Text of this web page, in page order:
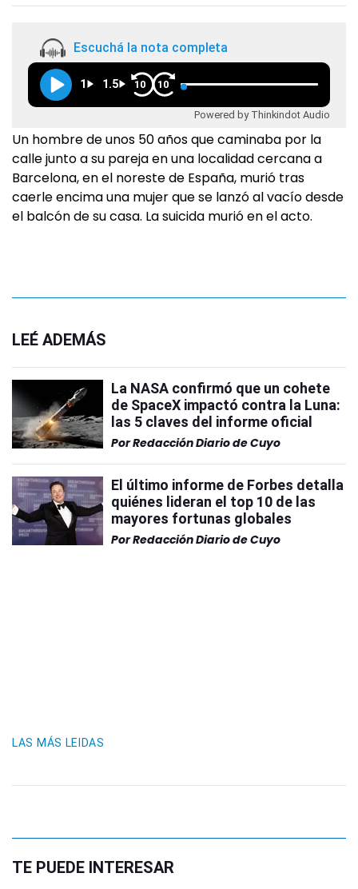
Escuchá la nota completa
1 1.5 10 10
Powered by Thinkindot Audio
Un hombre de unos 50 años que caminaba por la
calle junto a su pareja en una localidad cercana a
Barcelona, en el noreste de España, murió tras
caerle encima una mujer que se lanzó al vacío desde
el balcón de su casa. La suicida murió en el acto.
LEÉ ADEMÁS
La NASA confirmó que un cohete
de SpaceX impactó contra la Luna:
las 5 claves del informe oficial
PorRedacción Diario de Cuyo
El último informe de Forbes detalla
quiénes lideran el top 10 de las
mayores fortunas globales
PorRedacción Diario de Cuyo
LAS MÁS LEIDAS
TE PUEDE INTERESAR